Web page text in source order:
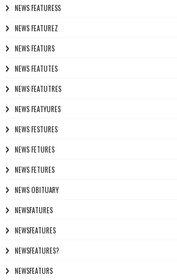
NEWS FEATURESS
NEWS FEATUREZ
NEWS FEATURS
NEWS FEATUTES
NEWS FEATUTRES
NEWS FEATYURES
NEWS FESTURES
NEWS FETURES
NEWS FETURES
NEWS OBITUARY
NEWSFATURES
NEWSFEATURES
NEWSFEATURES?
NEWSFEATURS